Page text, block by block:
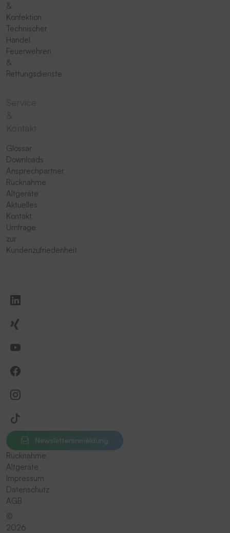
&
Konfektion
Technischer
Handel
Feuerwehren
&
Rettungsdienste
Glossar
Downloads
Ansprechpartner
Rücknahme
Altgeräte
Aktuelles
Kontakt
Umfrage
zur
Kundenzufriedenheit
Newsletteranmeldung
Rücknahme
Altgeräte
Impressum
Datenschutz
AGB
©
2026